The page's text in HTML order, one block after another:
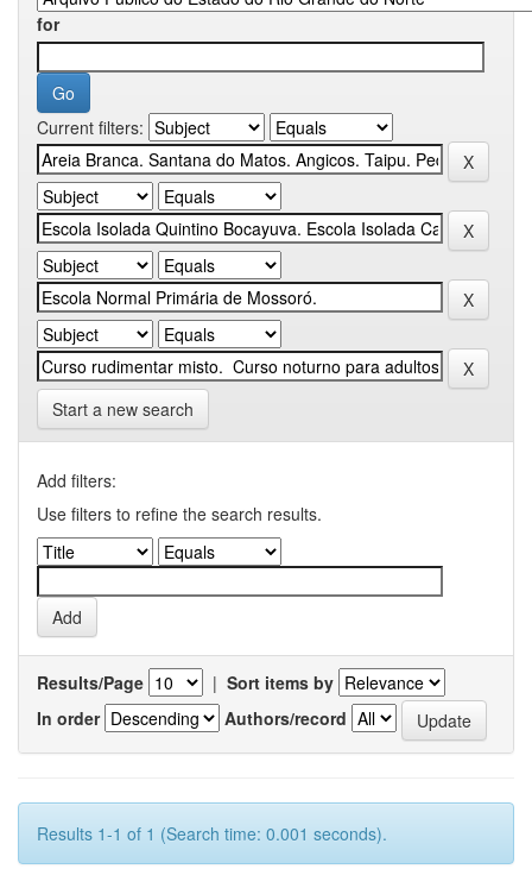
for
Current filters:
Start a new search
Add filters:
Use filters to refine the search results.
Results/Page | Sort items by
In order
Authors/record
Results 1-1 of 1 (Search time: 0.001 seconds).